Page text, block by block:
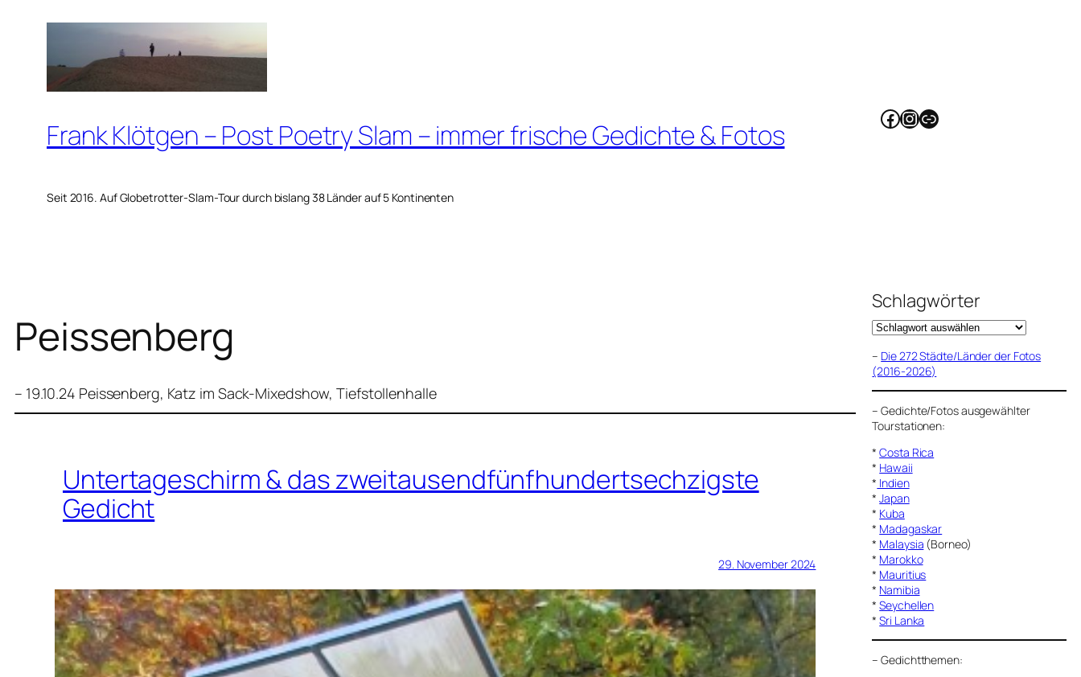
springen
Frank Klötgen – Post Poetry Slam – immer frische Gedichte & Fotos
Seit 2016. Auf Globetrotter-Slam-Tour durch bislang 38 Länder auf 5 Kontinenten
Facebook
Instagram
Link
Peissenberg
– 19.10.24 Peissenberg, Katz im Sack-Mixedshow, Tiefstollenhalle
Untertageschirm & das zweitausendfünfhundertsechzigste
Gedicht
29. November 2024
Schlagwörter
– Die 272 Städte/Länder der Fotos
(2016-2026)
–Gedichte/Fotos ausgewählter
Tourstationen:
*Costa Rica
* Hawaii
* Indien
*Japan
* Kuba
* Madagaskar
* Malaysia (Borneo)
* Marokko
* Mauritius
* Namibia
*Seychellen
*Sri Lanka
–Gedichtthemen: